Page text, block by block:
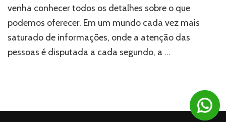
visual
para
pequenos
negócios
venha conhecer todos os detalhes sobre o que
podemos oferecer. Em um mundo cada vez mais
saturado de informações, onde a atenção das
pessoas é disputada a cada segundo, a …